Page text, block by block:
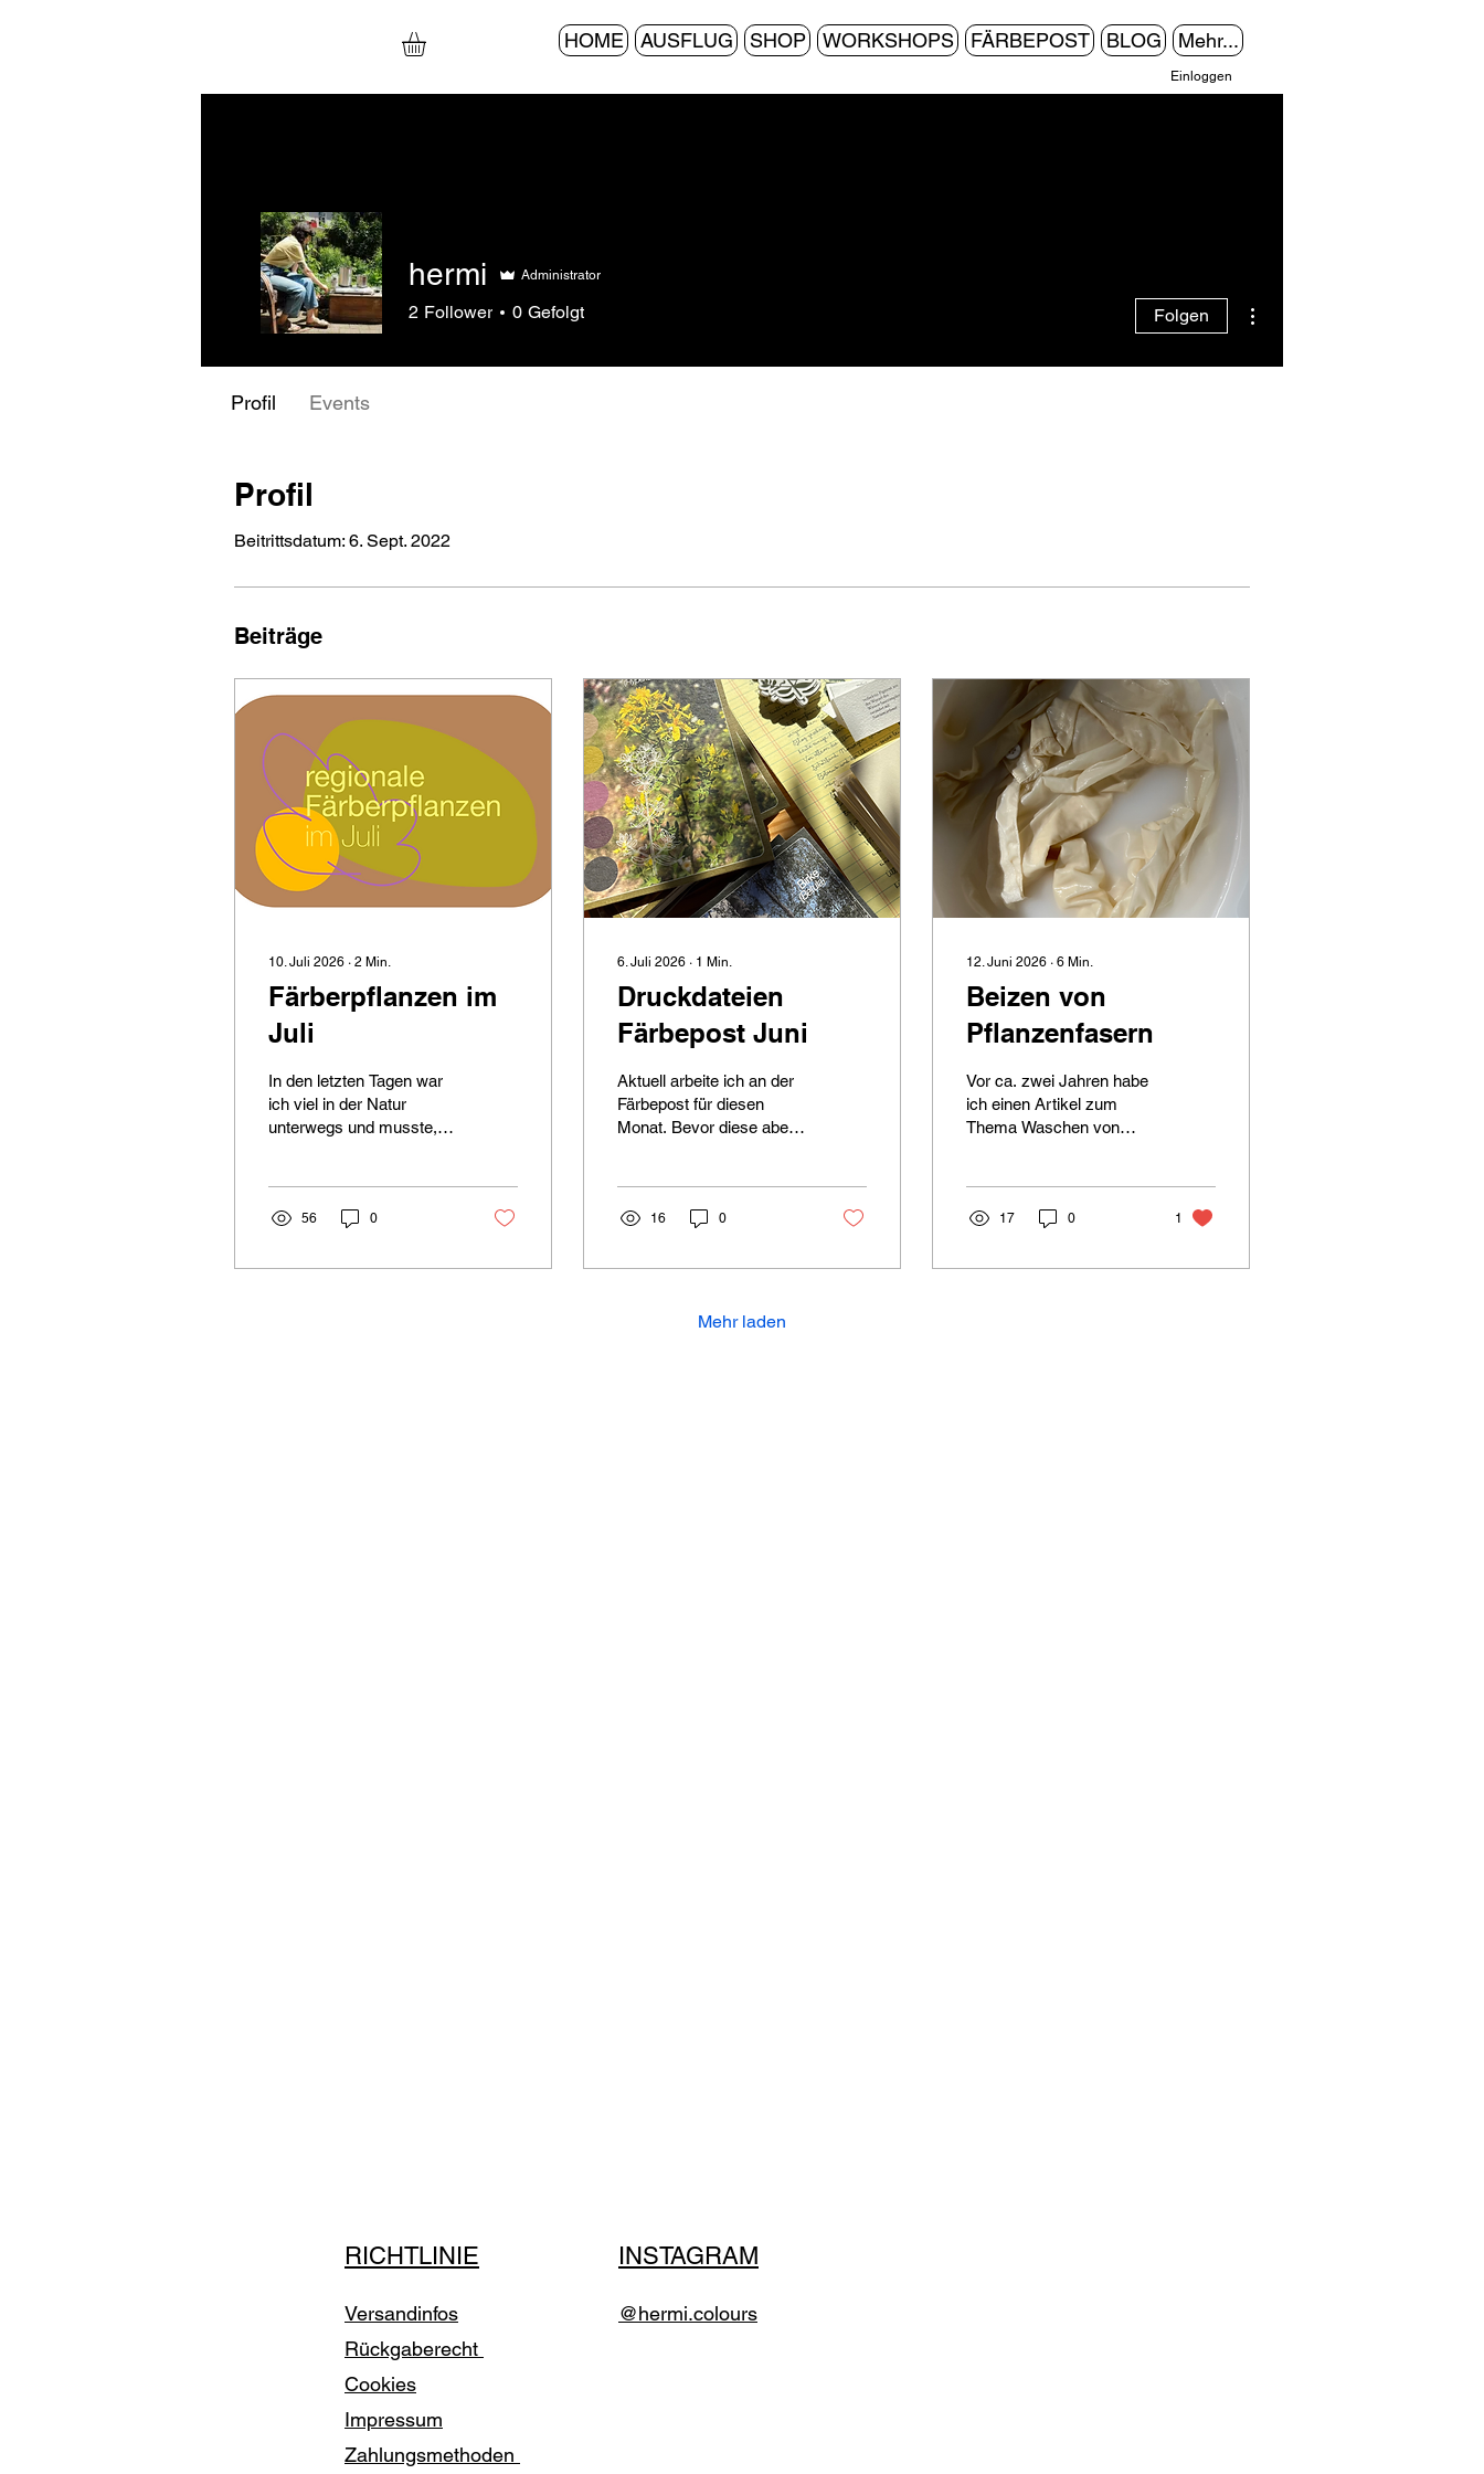
HOME AUSFLUG SHOP WORKSHOPS FÄRBEPOST BLOG Mehr...
Einloggen
Profil
Beitrittsdatum: 6. Sept. 2022
Beiträge
10. Juli 2026 ∙ 2 Min.
Färberpflanzen im
Juli
In den letzten Tagen war
ich viel in der Natur
unterwegs und musste,
zahlreiche Pflanzen, die
blühen sollten, bereits fast
56 0
6. Juli 2026 ∙ 1 Min.
Druckdateien
Färbepost Juni
Aktuell arbeite ich an der
Färbepost für diesen
Monat. Bevor diese aber
März zur Verfügung
16 0
12. Juni 2026 ∙ 6 Min.
Beizen von
Pflanzenfasern
Vor ca. zwei Jahren habe
ich einen Artikel zum
Thema Waschen von
an der Zeit etwas zum
schreiben.
17 0 1
Mehr laden
hermi Administrator
2 Follower 0 Gefolgt Folgen
Profil Events
RICHTLINIE
Versandinfos
Rückgaberecht
Cookies
Impressum
Zahlungsmethoden
INSTAGRAM
@hermi.colours